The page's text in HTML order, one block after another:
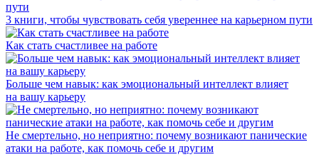
3 книги, чтобы чувствовать себя увереннее на карьерном пути
Как стать счастливее на работе
Больше чем навык: как эмоциональный интеллект влияет
на вашу карьеру
Не смертельно, но неприятно: почему возникают панические
атаки на работе, как помочь себе и другим